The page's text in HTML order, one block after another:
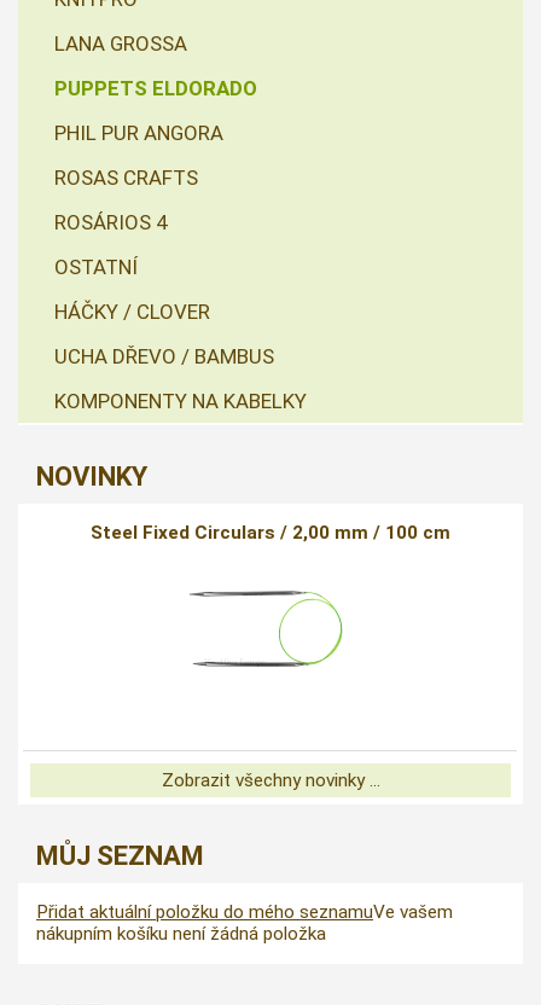
LANA GROSSA
PUPPETS ELDORADO
PHIL PUR ANGORA
ROSAS CRAFTS
ROSÁRIOS 4
OSTATNÍ
HÁČKY / CLOVER
UCHA DŘEVO / BAMBUS
KOMPONENTY NA KABELKY
NOVINKY
Steel Fixed Circulars / 2,00 mm / 100 cm
Zobrazit všechny novinky ...
MŮJ SEZNAM
Přidat aktuální položku do mého seznamuVe vašem
nákupním košíku není žádná položka